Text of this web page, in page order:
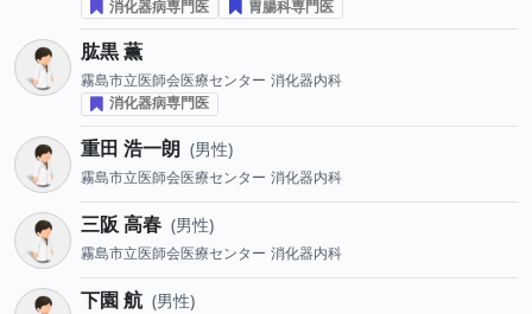
消化器病専門医
胃腸科専門医
肱黒 薫
霧島市立医師会医療センター 消化器内科
消化器病専門医
重田 浩一朗 男性
霧島市立医師会医療センター 消化器内科
三阪 高春 男性
霧島市立医師会医療センター 消化器内科
下園 航 男性